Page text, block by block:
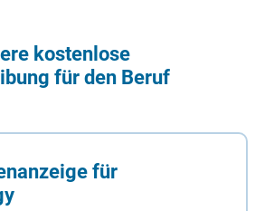
kostenlose
für den Beruf
für